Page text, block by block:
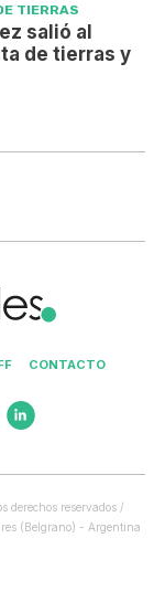
TIERRAS
salió al
de tierras y
CONTACTO
derechos reservados /
(Belgrano) - Argentina